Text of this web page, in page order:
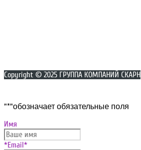
Copyright © 2025 ГРУППА КОМПАНИЙ СКАРН
вверх
"*"обозначает обязательные поля
Имя
*Email*